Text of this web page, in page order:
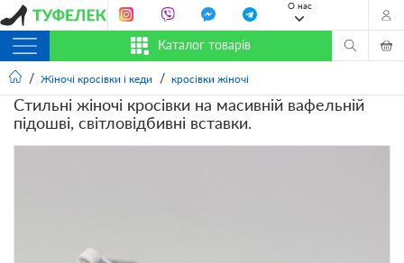
О нас
Каталог товарів
Жіночі кросівки і кеди кросівки жіночі
Стильні жіночі кросівки на масивній вафельній
підошві, світловідбивні вставки.